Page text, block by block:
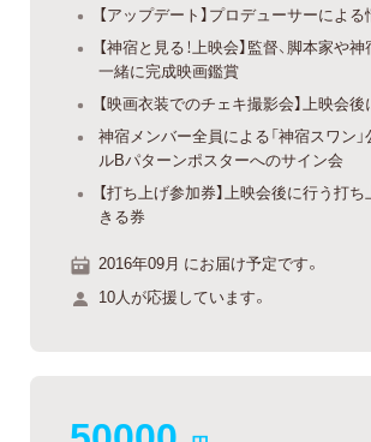
【アップデート】プロデューサーによ
【神宿と見る！上映会】監督、脚本家や
一緒に完成映画鑑賞
【映画衣装でのチェキ撮影会】上映会
神宿メンバー全員による「神宿スワン
ルBパターンポスターへのサイン会
【打ち上げ参加券】上映会後に行う打
きる券
2016年09月 にお届け予定です。
10人が応援しています。